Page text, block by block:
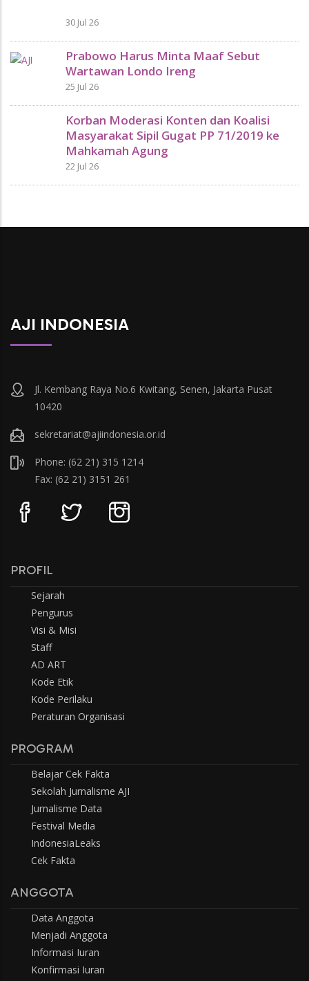
30 Jul 26
Prabowo Harus Minta Maaf Sebut
Wartawan Londo Ireng
25 Jul 26
Korban Moderasi Konten dan Koalisi
Masyarakat Sipil Gugat PP 71/2019 ke
Mahkamah Agung
22 Jul 26
AJI INDONESIA
Jl. Kembang Raya No.6 Kwitang, Senen, Jakarta Pusat
10420
sekretariat@ajiindonesia.or.id
Phone: (62 21) 315 1214
Fax: (62 21) 3151 261
PROFIL
Sejarah
Pengurus
Visi & Misi
Staff
AD ART
Kode Etik
Kode Perilaku
Peraturan Organisasi
PROGRAM
Belajar Cek Fakta
Sekolah Jurnalisme AJI
Jurnalisme Data
Festival Media
IndonesiaLeaks
Cek Fakta
ANGGOTA
Data Anggota
Menjadi Anggota
Informasi Iuran
Konfirmasi Iuran